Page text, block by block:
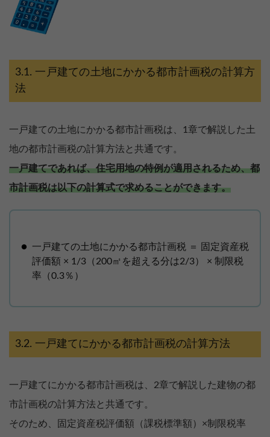
一戸建ての土地にかかる都市計画税の計算方
法
一戸建ての土地にかかる都市計画税は、1章で解説した土
地の都市計画税の計算方法と共通です。
一戸建てであれば、住宅用地の特例が適用されるため、都
市計画税は以下の計算式で求めることができます。
一戸建ての土地にかかる都市計画税 ＝ 固定資産税
評価額 × 1/3（200㎡を超える分は2/3） × 制限税
率（0.3％）
一戸建てにかかる都市計画税の計算方法
一戸建てにかかる都市計画税は、2章で解説した建物の都
市計画税の計算方法と共通です。
そのため、固定資産税評価額（課税標準額）×制限税率